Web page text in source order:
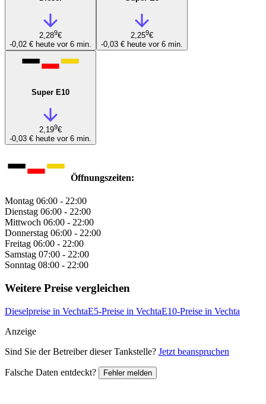
2,289€
-0,02 € heute vor 6 min.
2,259€
-0,03 € heute vor 6 min.
Super E10
2,199€
-0,03 € heute vor 6 min.
Öffnungszeiten:
Montag 06:00 - 22:00
Dienstag 06:00 - 22:00
Mittwoch 06:00 - 22:00
Donnerstag 06:00 - 22:00
Freitag 06:00 - 22:00
Samstag 07:00 - 22:00
Sonntag 08:00 - 22:00
Weitere Preise vergleichen
Dieselpreise in VechtaE5-Preise in VechtaE10-Preise in Vechta
Anzeige
Sind Sie der Betreiber dieser Tankstelle? Jetzt beanspruchen
Falsche Daten entdeckt? Fehler melden